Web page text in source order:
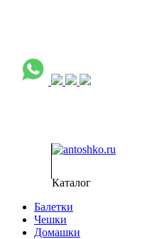
Контакт через
Каталог
Балетки
Чешки
Домашки